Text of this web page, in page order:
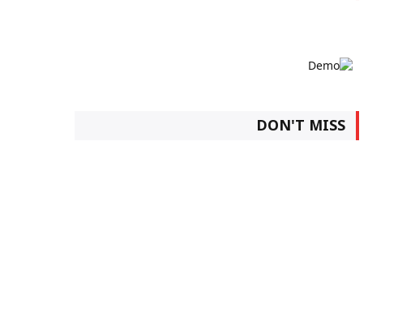
DON'T MISS